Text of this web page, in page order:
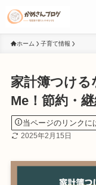
ホーム 子育て情報
家計簿つける
Me！節約・
当ページのリンクに
2025年2月15日